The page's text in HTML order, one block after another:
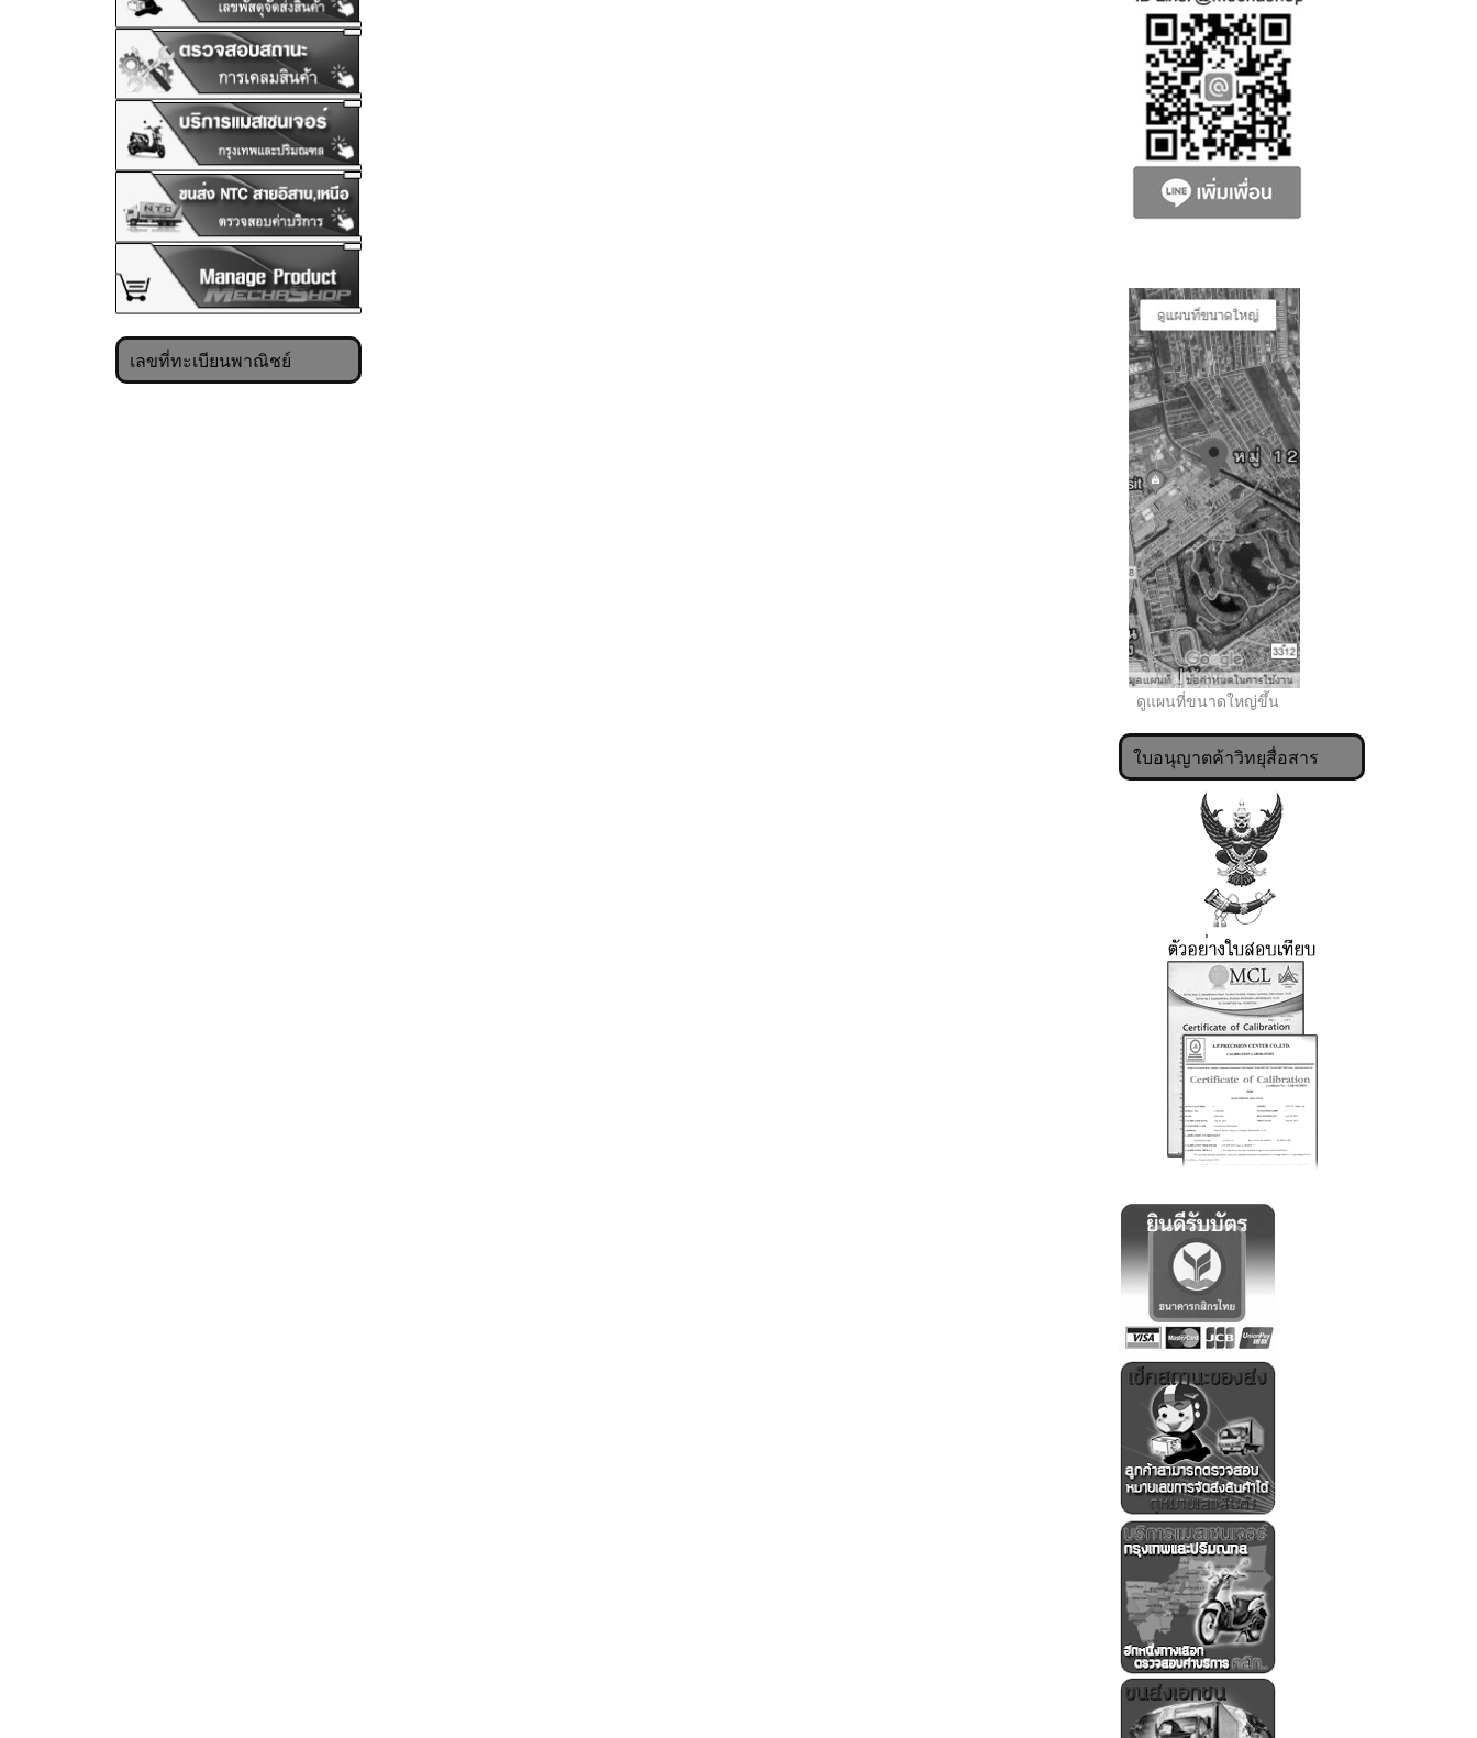
เลขที่ทะเบียนพาณิชย์
ดูแผนที่ขนาดใหญ่ขึ้น
ใบอนุญาตค้าวิทยุสื่อสาร